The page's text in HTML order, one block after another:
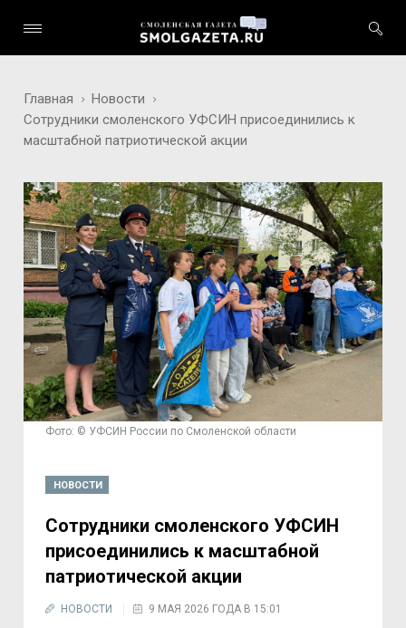
Главная
Новости
Сотрудники смоленского УФСИН присоединились к
масштабной патриотической акции
Фото: © УФСИН России по Смоленской области
НОВОСТИ
Сотрудники смоленского УФСИН
присоединились к масштабной
патриотической акции
НОВОСТИ 9 МАЯ 2026 ГОДА В 15:01